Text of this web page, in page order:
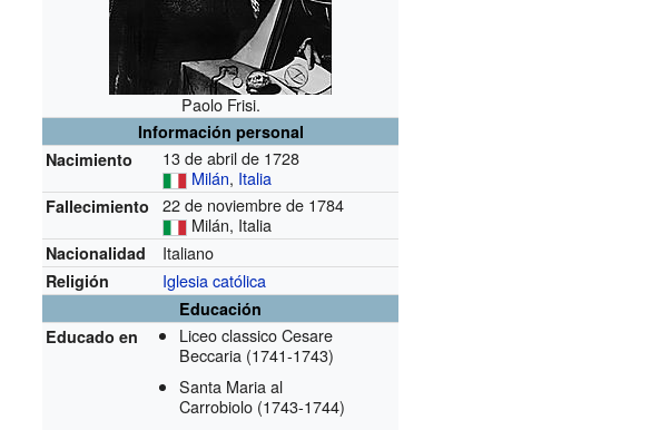
Paolo Frisi.
Información personal
Nacimiento
13 de abril de 1728
Milán, Italia
Fallecimiento
22 de noviembre de 1784
Milán, Italia
Nacionalidad Italiano
Religión Iglesia católica
Educación
Educado en
Liceo classico Cesare
Beccaria (1741-1743)
Santa Maria al
Carrobiolo (1743-1744)